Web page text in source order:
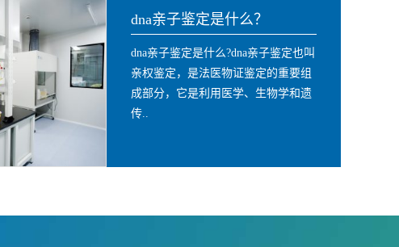
dna亲子鉴定是什么？
dna亲子鉴定是什么?dna亲子鉴定也叫
亲权鉴定，是法医物证鉴定的重要组
成部分，它是利用医学、生物学和遗
传..